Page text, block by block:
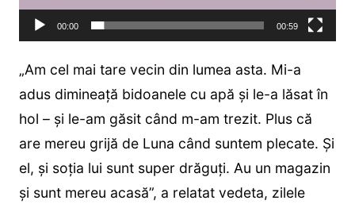
00:00 00:59
„Am cel mai tare vecin din lumea asta. Mi-a
adus dimineață bidoanele cu apă și le-a lăsat în
hol – și le-am găsit când m-am trezit. Plus că
are mereu grijă de Luna când suntem plecate. Și
el, și soția lui sunt super drăguți. Au un magazin
și sunt mereu acasă”, a relatat vedeta, zilele